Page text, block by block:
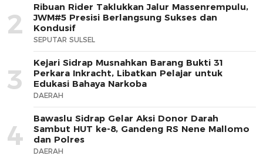
2
Ribuan Rider Taklukkan Jalur Massenrempulu,
JWM#5 Presisi Berlangsung Sukses dan
Kondusif
SEPUTAR SULSEL
3
Kejari Sidrap Musnahkan Barang Bukti 31
Perkara Inkracht, Libatkan Pelajar untuk
Edukasi Bahaya Narkoba
DAERAH
4
Bawaslu Sidrap Gelar Aksi Donor Darah
Sambut HUT ke-8, Gandeng RS Nene Mallomo
dan Polres
DAERAH